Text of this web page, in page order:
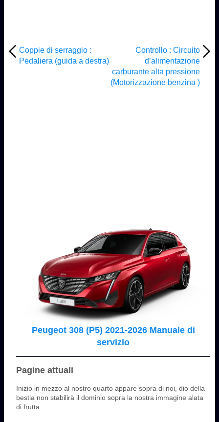
Coppie di serraggio :
Pedaliera (guida a destra)
Controllo : Circuito
d’alimentazione
carburante alta pressione
(Motorizzazione benzina )
Peugeot 308 (P5) 2021-2026 Manuale di
servizio
Pagine attuali
Inizio in mezzo al nostro quarto appare sopra di noi, dio della
bestia non stabilirà il dominio sopra la nostra immagine alata
di frutta